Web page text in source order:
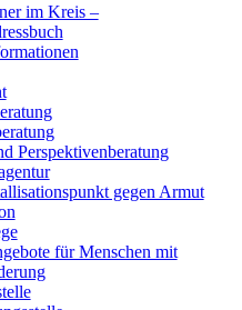
im Kreis –
Perspektivenberatung
gegen Armut
für Menschen mit